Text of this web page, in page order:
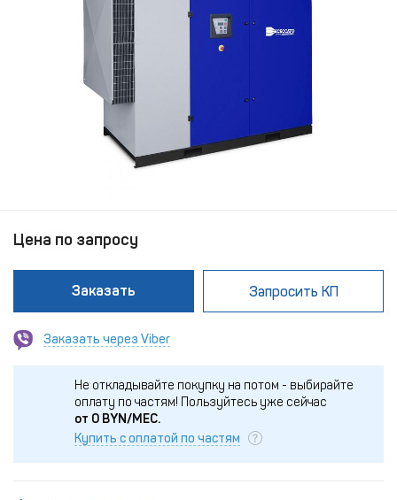
Цена по запросу
Заказать Запросить КП
Заказать через Viber
Не откладывайте покупку на потом - выбирайте
оплату по частям! Пользуйтесь уже сейчас
от 0 BYN/МЕС.
Купить с оплатой по частям